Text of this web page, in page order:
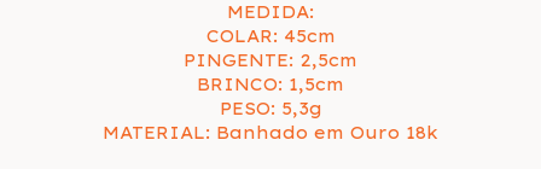
MEDIDA:
COLAR: 45cm
PINGENTE: 2,5cm
BRINCO: 1,5cm
PESO: 5,3g
MATERIAL: Banhado em Ouro 18k